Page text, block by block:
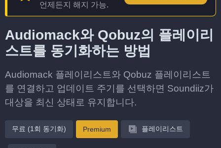
언제든지 해지 가능.
Audiomack와 Qobuz의 플레이리
스트를 동기화하는 방법
Audiomack 플레이리스트와 Qobuz 플레이리스트
를 연결하고 업데이트 주기를 선택하면 Soundiiz가
대상을 최신 상태로 유지합니다.
무료 (1회 동기화) Premium 플레이리스트